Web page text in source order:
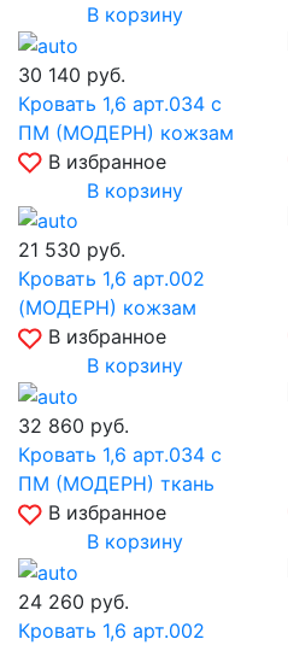
В корзину
30 140 руб.
Кровать 1,6 арт.034 с
ПМ (МОДЕРН) кожзам
В избранное
В корзину
21 530 руб.
Кровать 1,6 арт.002
(МОДЕРН) кожзам
В избранное
В корзину
32 860 руб.
Кровать 1,6 арт.034 с
ПМ (МОДЕРН) ткань
В избранное
В корзину
24 260 руб.
Кровать 1,6 арт.002